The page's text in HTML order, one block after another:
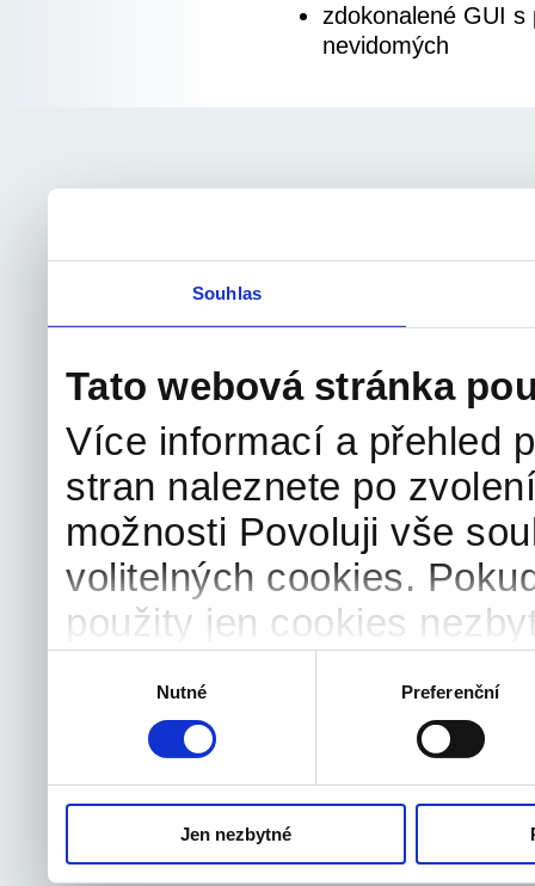
Souhlas
Tato webová stránka
Více informací a přehled
stran naleznete po
možnosti Povoluji vše
volitelných cookies.
použity jen cookies
odvolat.
Nutné Preferenční
Jen nezbytné
zdokonalené GUI
nevidomých